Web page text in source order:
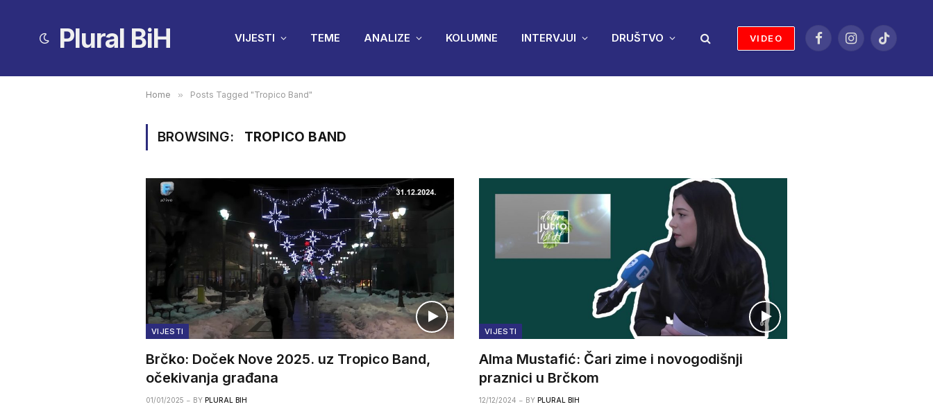
Plural BiH VIJESTI TEME ANALIZE KOLUMNE INTERVJUI DRUŠTVO VIDEO
FacebookInstagramTikTok
Home » Posts Tagged "Tropico Band"
BROWSING: TROPICO BAND
VIJESTI
Brčko: Doček Nove 2025. uz Tropico Band,
očekivanja građana
01/01/2025 BY PLURAL BIH
VIJESTI
Alma Mustafić: Čari zime i novogodišnji
praznici u Brčkom
12/12/2024 BY PLURAL BIH